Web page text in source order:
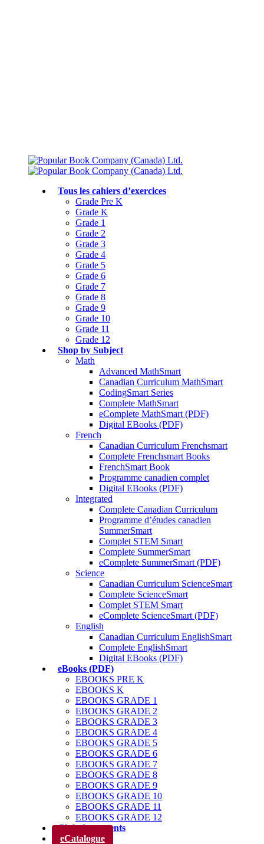
Tous les cahiers d’exercices
Grade Pre K
Grade K
Grade 1
Grade 2
Grade 3
Grade 4
Grade 5
Grade 6
Grade 7
Grade 8
Grade 9
Grade 10
Grade 11
Grade 12
Shop by Subject
Math
Advanced MathSmart
Canadian Curriculum MathSmart
CodingSmart Series
Complete MathSmart
eComplete MathSmart (PDF)
Digital EBooks (PDF)
French
Canadian Curriculum Frenchsmart
Complete Frenchsmart Books
FrenchSmart Book
Programme canadien complet
Digital EBooks (PDF)
Integrated
Complete Canadian Curriculum
Programme d’études canadien
SummerSmart
Complet STEM Smart
Complete SummerSmart
eComplete SummerSmart (PDF)
Science
Canadian Curriculum ScienceSmart
Complete ScienceSmart
Complet STEM Smart
eComplete ScienceSmart (PDF)
English
Canadian Curriculum EnglishSmart
Complete EnglishSmart
Digital EBooks (PDF)
eBooks (PDF)
EBOOKS PRE K
EBOOKS K
EBOOKS GRADE 1
EBOOKS GRADE 2
EBOOKS GRADE 3
EBOOKS GRADE 4
EBOOKS GRADE 5
EBOOKS GRADE 6
EBOOKS GRADE 7
EBOOKS GRADE 8
EBOOKS GRADE 9
EBOOKS GRADE 10
EBOOKS GRADE 11
EBOOKS GRADE 12
Club des parents
eCatalogue